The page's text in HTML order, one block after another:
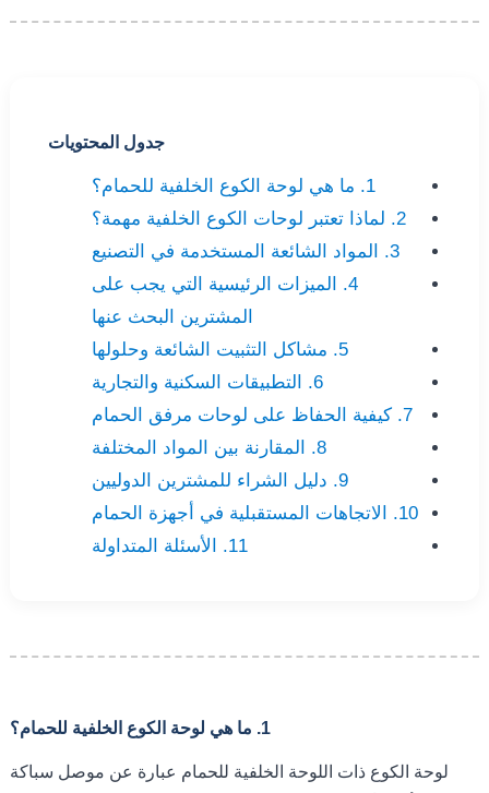
جدول المحتويات
1. ما هي لوحة الكوع الخلفية للحمام؟
2. لماذا تعتبر لوحات الكوع الخلفية مهمة؟
3. المواد الشائعة المستخدمة في التصنيع
4. الميزات الرئيسية التي يجب على
المشترين البحث عنها
5. مشاكل التثبيت الشائعة وحلولها
6. التطبيقات السكنية والتجارية
7. كيفية الحفاظ على لوحات مرفق الحمام
8. المقارنة بين المواد المختلفة
9. دليل الشراء للمشترين الدوليين
10. الاتجاهات المستقبلية في أجهزة الحمام
11. الأسئلة المتداولة
1. ما هي لوحة الكوع الخلفية للحمام؟
لوحة الكوع ذات اللوحة الخلفية للحمام عبارة عن موصل سباكة